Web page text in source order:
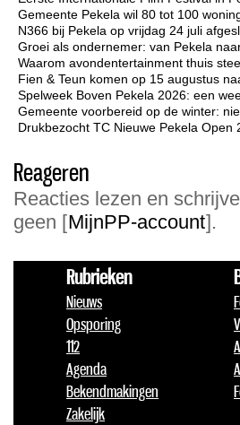
Gemeente Pekela wil 80 tot 100
N366 bij Pekela op vrijdag 24 juli
Groei als ondernemer: van Pekela
Waarom avondentertainment thuis
Fien & Teun komen op 15 augustus
Spelweek Boven Pekela 2026: een
Gemeente voorbereid op de winter:
Drukbezocht TC Nieuwe Pekela
Reageren
Reacties lezen en
geen [MijnPP-account].
Rubrieken
Nieuws
Opsporing
112
Agenda
Bekendmakingen
Zakelijk